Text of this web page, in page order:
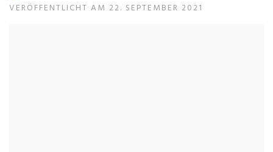
VERÖFFENTLICHT AM 22. SEPTEMBER 2021